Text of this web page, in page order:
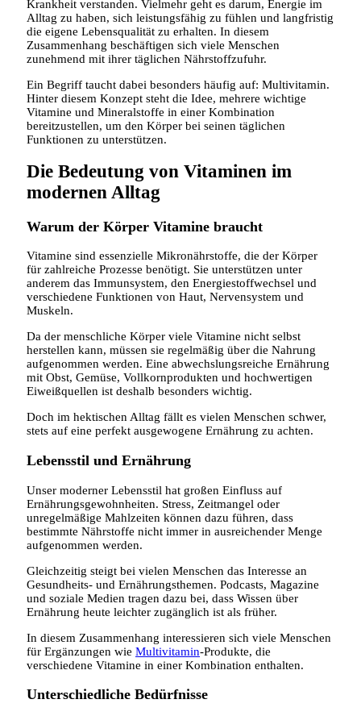
Krankheit verstanden. Vielmehr geht es darum, Energie im
Alltag zu haben, sich leistungsfähig zu fühlen und langfristig
die eigene Lebensqualität zu erhalten. In diesem
Zusammenhang beschäftigen sich viele Menschen
zunehmend mit ihrer täglichen Nährstoffzufuhr.
Ein Begriff taucht dabei besonders häufig auf: Multivitamin.
Hinter diesem Konzept steht die Idee, mehrere wichtige
Vitamine und Mineralstoffe in einer Kombination
bereitzustellen, um den Körper bei seinen täglichen
Funktionen zu unterstützen.
Die Bedeutung von Vitaminen im
modernen Alltag
Warum der Körper Vitamine braucht
Vitamine sind essenzielle Mikronährstoffe, die der Körper
für zahlreiche Prozesse benötigt. Sie unterstützen unter
anderem das Immunsystem, den Energiestoffwechsel und
verschiedene Funktionen von Haut, Nervensystem und
Muskeln.
Da der menschliche Körper viele Vitamine nicht selbst
herstellen kann, müssen sie regelmäßig über die Nahrung
aufgenommen werden. Eine abwechslungsreiche Ernährung
mit Obst, Gemüse, Vollkornprodukten und hochwertigen
Eiweißquellen ist deshalb besonders wichtig.
Doch im hektischen Alltag fällt es vielen Menschen schwer,
stets auf eine perfekt ausgewogene Ernährung zu achten.
Lebensstil und Ernährung
Unser moderner Lebensstil hat großen Einfluss auf
Ernährungsgewohnheiten. Stress, Zeitmangel oder
unregelmäßige Mahlzeiten können dazu führen, dass
bestimmte Nährstoffe nicht immer in ausreichender Menge
aufgenommen werden.
Gleichzeitig steigt bei vielen Menschen das Interesse an
Gesundheits- und Ernährungsthemen. Podcasts, Magazine
und soziale Medien tragen dazu bei, dass Wissen über
Ernährung heute leichter zugänglich ist als früher.
In diesem Zusammenhang interessieren sich viele Menschen
für Ergänzungen wie Multivitamin-Produkte, die
verschiedene Vitamine in einer Kombination enthalten.
Unterschiedliche Bedürfnisse